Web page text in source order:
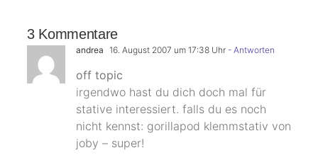
3 Kommentare
andrea 16. August 2007 um 17:38 Uhr- Antworten
off topic
irgendwo hast du dich doch mal für
stative interessiert. falls du es noch
nicht kennst: gorillapod klemmstativ von
joby – super!